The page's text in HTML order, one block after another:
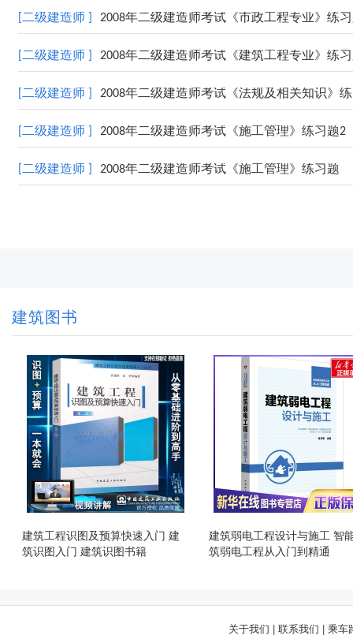
[二级建造师 ] 2008年二级建造师考试《市政工程专业》练
[二级建造师 ] 2008年二级建造师考试《建筑工程专业》练
[二级建造师 ] 2008年二级建造师考试《法规及相关知识》
[二级建造师 ] 2008年二级建造师考试《施工管理》练习题2
[二级建造师 ] 2008年二级建造师考试《施工管理》练习题
建筑图书
建筑工程识图及预算快速入门 建
筑识图入门 建筑识图书籍
建筑弱电工程设计与施工 智
筑弱电工程从入门到精通
关于我们 联系我们 乘车